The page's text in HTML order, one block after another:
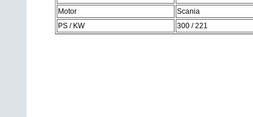
Motor
Scania
PS / KW
300 / 221